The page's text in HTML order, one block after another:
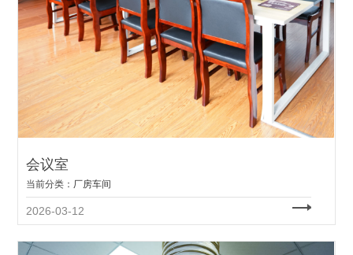
会议室
当前分类： 厂房车间
2026-03-12